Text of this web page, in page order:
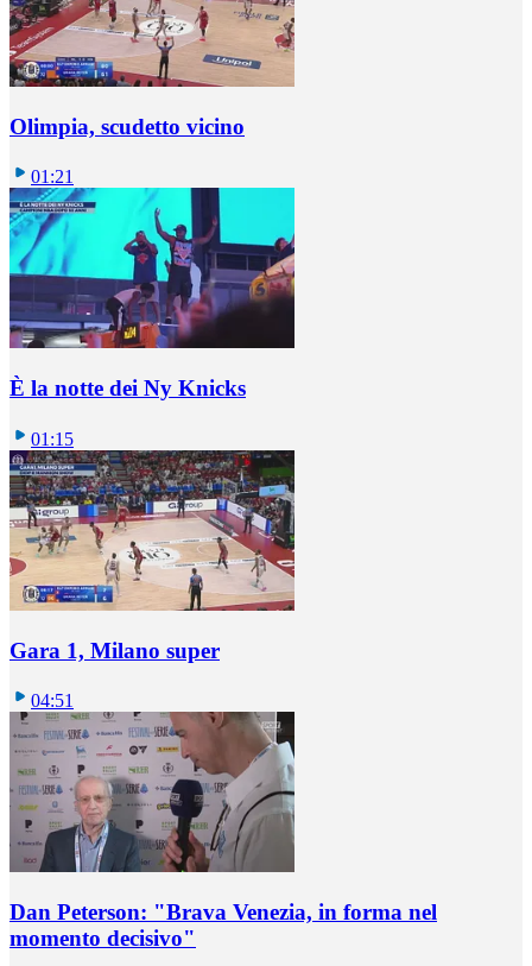
Olimpia, scudetto vicino
01:21
È la notte dei Ny Knicks
01:15
Gara 1, Milano super
04:51
Dan Peterson: "Brava Venezia, in forma nel
momento decisivo"